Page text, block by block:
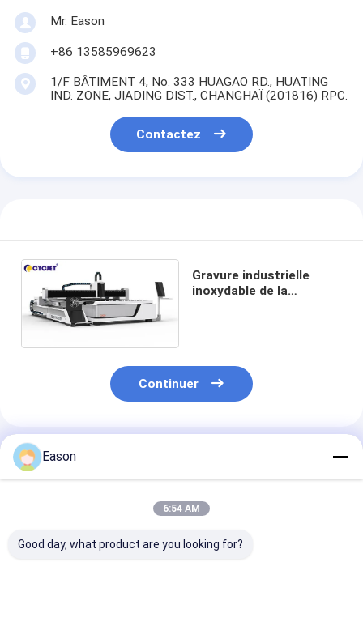
Mr. Eason
+86 13585969623
1/F BÂTIMENT 4, No. 333 HUAGAO RD., HUATING
IND. ZONE, JIADING DIST., CHANGHAÏ (201816) RPC.
Contactez
Gravure industrielle
inoxydable de la
Continuer
Produits Recommandés
Eason
6:54 AM
Good day, what product are you looking for?